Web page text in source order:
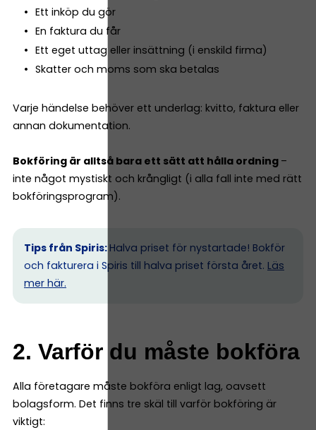
Ett inköp du gör
En faktura du får
Ett eget uttag eller insättning (i enskild firma)
Skatter och moms som ska betalas
Varje händelse behöver ett underlag: kvitto, faktura eller
annan dokumentation.
Bokföring är alltså bara ett sätt att hålla ordning –
inte något mystiskt och krångligt (i alla fall inte med rätt
bokföringsprogram).
Tips från Spiris: Halva priset för nystartade! Bokför
och fakturera i Spiris till halva priset första året. Läs
mer här.
2. Varför du måste bokföra
Alla företagare måste bokföra enligt lag, oavsett
bolagsform. Det finns tre skäl till varför bokföring är
viktigt: